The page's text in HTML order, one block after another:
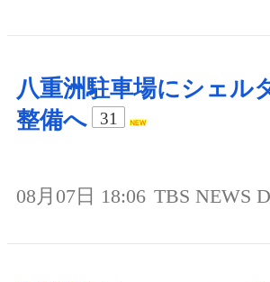
八重洲駐車場にシェル
整備へ
31
08月07日 18:06 TBS NEWS